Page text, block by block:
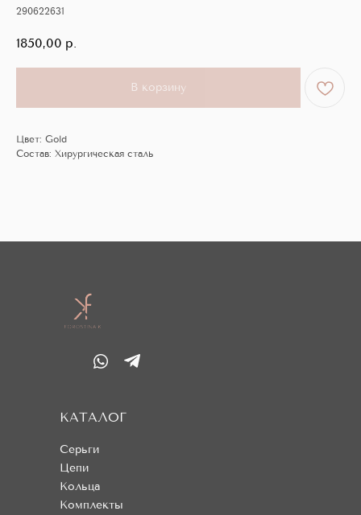
290622631
1850,00 р.
В корзину
Цвет: Gold
Состав: Хирургическая сталь
Серьги
Цепи
Кольца
Комплекты
КАТАЛОГ